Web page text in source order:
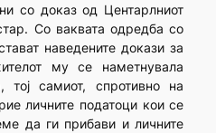
со доказ од Центарлниот
Со ваквата одредба со
наведените докази за
му се наметнувала
тој самиот, спротивно на
личните податоци кои се
да ги прибави и личните